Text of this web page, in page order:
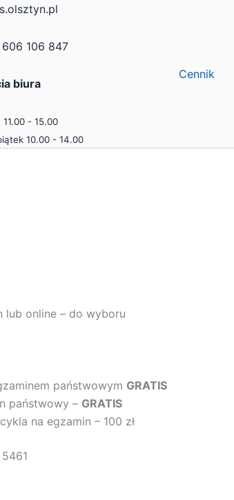
106 847
biura
11.00 - 15.00
10.00 - 14.00
Cennik
online – do wyboru
państwowym GRATIS
państwowy – GRATIS
na egzamin – 100 zł